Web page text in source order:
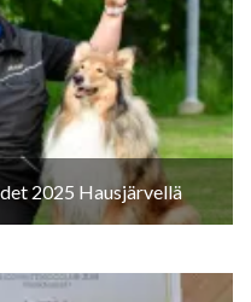
2025 Hausjärvellä